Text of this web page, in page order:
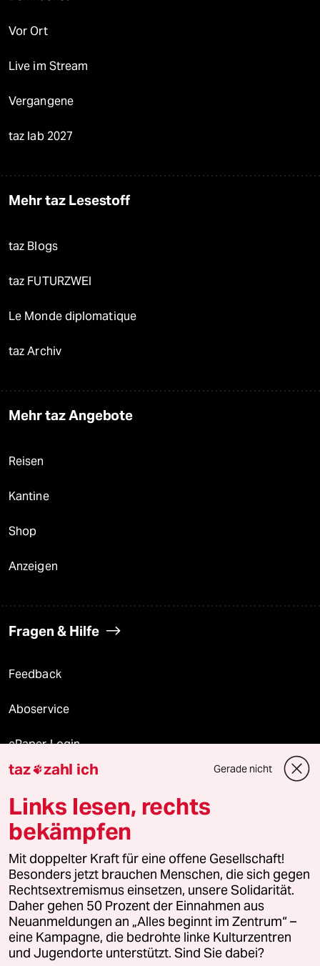
Vor Ort
Live im Stream
Vergangene
taz lab 2027
Mehr taz Lesestoff
taz Blogs
taz FUTURZWEI
Le Monde diplomatique
taz Archiv
Mehr taz Angebote
Reisen
Kantine
Shop
Anzeigen
Fragen & Hilfe
Feedback
Aboservice
ePaper Login
Downloads für Abonnierende
© 2026 taz Verlags und Vertriebs GmbH
Alle Rechte vorbehalten. Bei rechtlichen Fragen oder für Genehmigungen
wenden Sie sich bitte an
lizenzen@taz.de
Feedback Redaktionsstatut Kommune-Richtlinien
Leitlinie Informant Datenschutz Impressum AGB
taz zahl ich Gerade nicht
Links lesen, rechts
bekämpfen
Mit doppelter Kraft für eine offene Gesellschaft!
Besonders jetzt brauchen Menschen, die sich gegen
Rechtsextremismus einsetzen, unsere Solidarität.
Daher gehen 50 Prozent der Einnahmen aus
Neuanmeldungen an „Alles beginnt im Zentrum“ –
eine Kampagne, die bedrohte linke Kulturzentren
und Jugendorte unterstützt. Sind Sie dabei?